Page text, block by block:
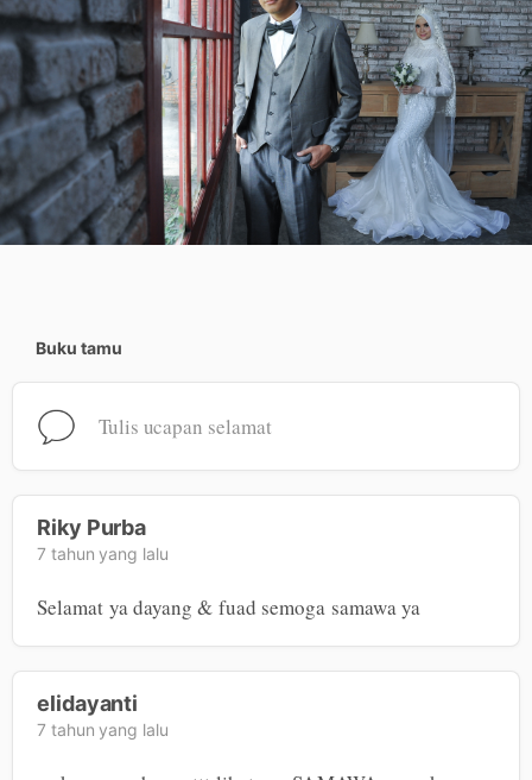
Buku tamu
Tulis ucapan selamat
Riky Purba
7 tahun yang lalu
Selamat ya dayang & fuad semoga samawa ya
elidayanti
7 tahun yang lalu